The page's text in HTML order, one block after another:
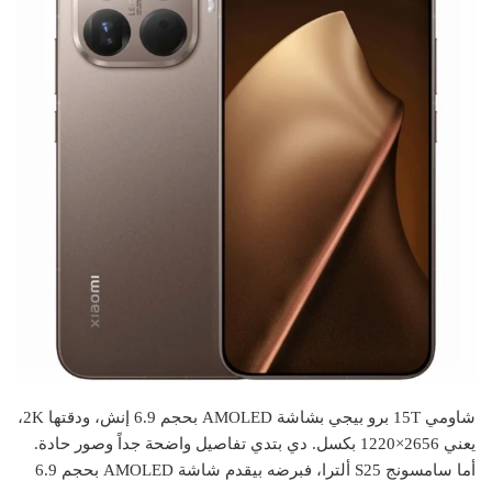
شاومي 15T برو بيجي بشاشة AMOLED بحجم 6.9 إنش، ودقتها 2K،
يعني 2656×1220 بكسل. دي بتدي تفاصيل واضحة جداً وصور حادة.
أما سامسونج S25 ألترا، فبرضه بيقدم شاشة AMOLED بحجم 6.9